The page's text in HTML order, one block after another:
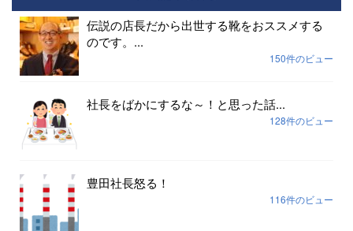
伝説の店長だから出世する靴をおススメする
のです。...
150件のビュー
社長をばかにするな～！と思った話...
128件のビュー
豊田社長怒る！
116件のビュー